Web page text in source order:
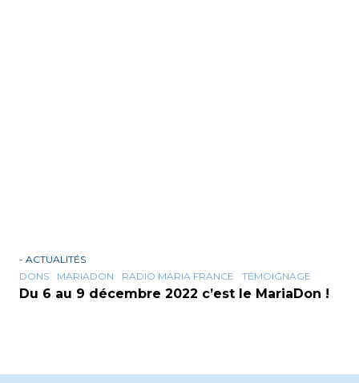
- ACTUALITÉS
DONS
MARIADON RADIO MARIA FRANCE TÉMOIGNAGE
Du 6 au 9 décembre 2022 c’est le MariaDon !